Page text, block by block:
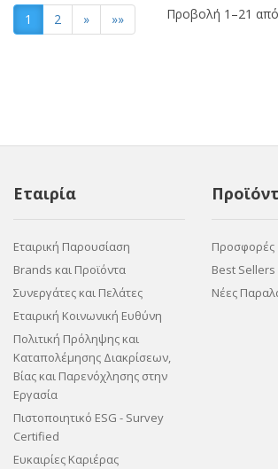
1 2 » »» Προβολή 1–21
Εταιρία
Εταιρική Παρουσίαση
Brands και Προϊόντα
Συνεργάτες και Πελάτες
Εταιρική Κοινωνική Ευθύνη
Πολιτική Πρόληψης και
Καταπολέμησης Διακρίσεων,
Βίας και Παρενόχλησης στην
Εργασία
Πιστοποιητικό ESG - Survey
Certified
Ευκαιρίες Καριέρας
Προσφορές
Best Sellers
Νέες